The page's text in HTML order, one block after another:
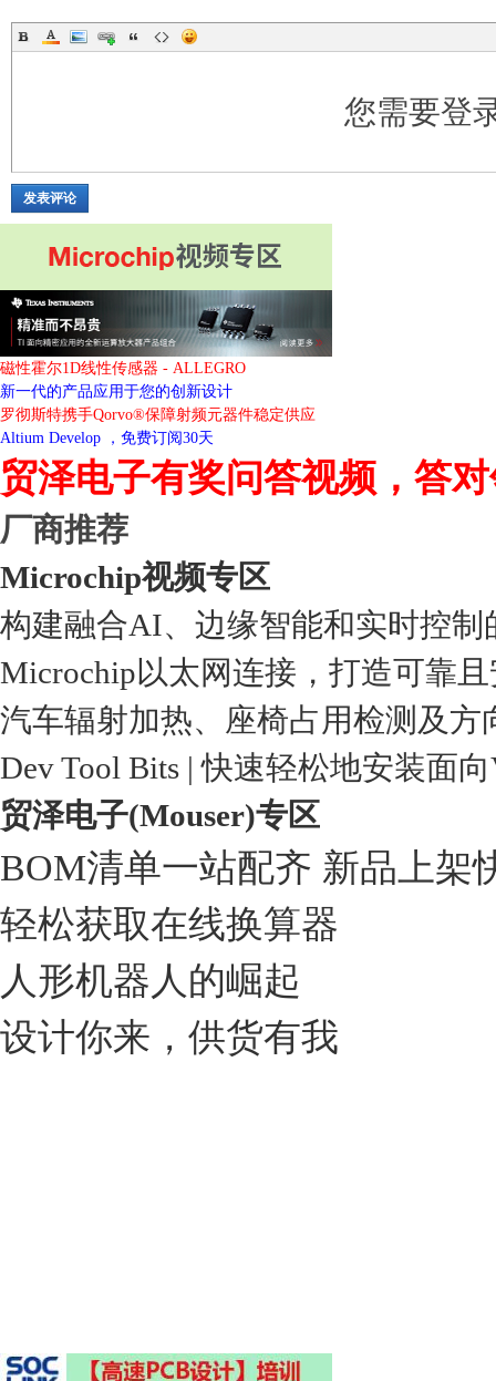
您需要登
发表评论
磁性霍尔1D线性传感器 - ALLEGRO
新一代的产品应用于您的创新设计
罗彻斯特携手Qorvo®保障射频元器件稳定供应
Altium Develop ，免费订阅30天
贸泽电子有奖问答视频，答
厂商推荐
Microchip视频专区
构建融合AI、边缘智能和实时控制
Microchip以太网连接，打造可靠
汽车辐射加热、座椅占用检测及
Dev Tool Bits | 快速轻松地安装面
贸泽电子(Mouser)专区
BOM清单一站配齐 新品上架
轻松获取在线换算器
人形机器人的崛起
设计你来，供货有我